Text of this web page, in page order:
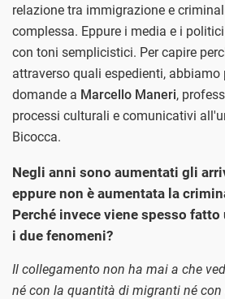
relazione tra immigrazione e
complessa. Eppure i media e i
con toni semplicistici. Per capire
attraverso quali espedienti, abbiamo
domande a Marcello Maneri,
processi culturali e comunicativi
Bicocca.
Negli anni sono aumentati gli
eppure non è aumentata la
Perché invece viene spesso
i due fenomeni?
Il collegamento non ha mai a che
né con la quantità di migranti né